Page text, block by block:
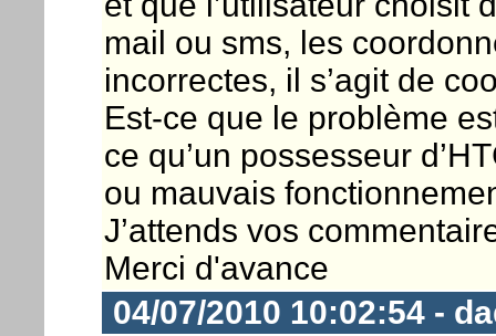
mail ou sms, les
incorrectes, il s’agit de
Est-ce que le problème
ce qu’un possesseur
ou mauvais
J’attends vos
Merci d'avance
04/07/2010 10:02:54 -